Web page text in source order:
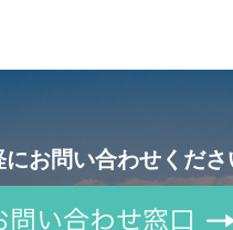
にお問い合わせくださ